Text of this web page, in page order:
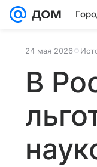
24 мая 2026
В